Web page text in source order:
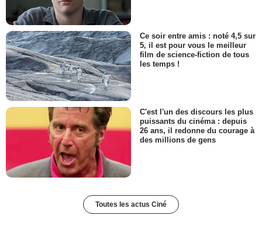
Ce soir entre amis : noté 4,5 sur
5, il est pour vous le meilleur
film de science-fiction de tous
les temps !
C'est l'un des discours les plus
puissants du cinéma : depuis
26 ans, il redonne du courage à
des millions de gens
Toutes les actus Ciné